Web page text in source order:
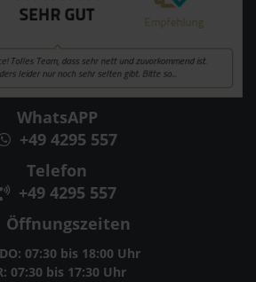
WhatsAPP
+49 4295 557
Telefon
+49 4295 557
07:30 bis 18:00 Uhr
07:30 bis 17:30 Uhr